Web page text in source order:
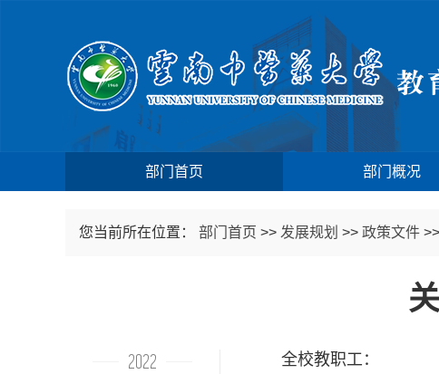
部门首页 部门概况
您当前所在位置： 部门首页 >> 发展规划 >> 政策文件 >>
2022
全校教职工：